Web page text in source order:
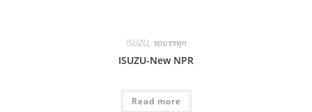
ISUZU, รถบรรทุก
ISUZU-New NPR
Read more